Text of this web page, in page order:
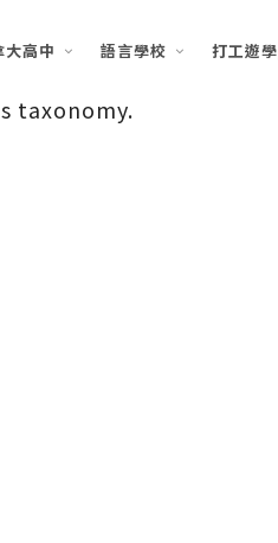
大高中 語言學校 打工遊
taxonomy.